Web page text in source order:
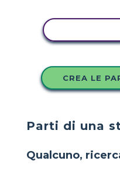
CREA LE
Parti di una
Qualcuno,